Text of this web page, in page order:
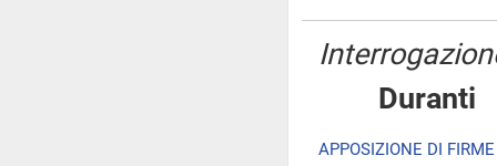
APPOSIZIONE DI